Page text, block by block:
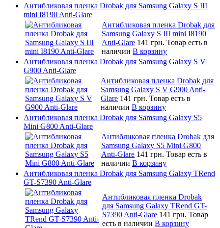
Антибликовая пленка Drobak для Samsung Galaxy S III
mini I8190 Anti-Glare
Антибликовая пленка Drobak для
Samsung Galaxy S III mini I8190
Anti-Glare 141 грн. Товар есть в
наличии В корзину
Антибликовая пленка Drobak для Samsung Galaxy S V
G900 Anti-Glare
Антибликовая пленка Drobak для
Samsung Galaxy S V G900 Anti-
Glare 141 грн. Товар есть в
наличии В корзину
Антибликовая пленка Drobak для Samsung Galaxy S5
Mini G800 Anti-Glare
Антибликовая пленка Drobak для
Samsung Galaxy S5 Mini G800
Anti-Glare 141 грн. Товар есть в
наличии В корзину
Антибликовая пленка Drobak для Samsung Galaxy TRend
GT-S7390 Anti-Glare
Антибликовая пленка Drobak
для Samsung Galaxy TRend GT-
S7390 Anti-Glare 141 грн. Товар
есть в наличии В корзину